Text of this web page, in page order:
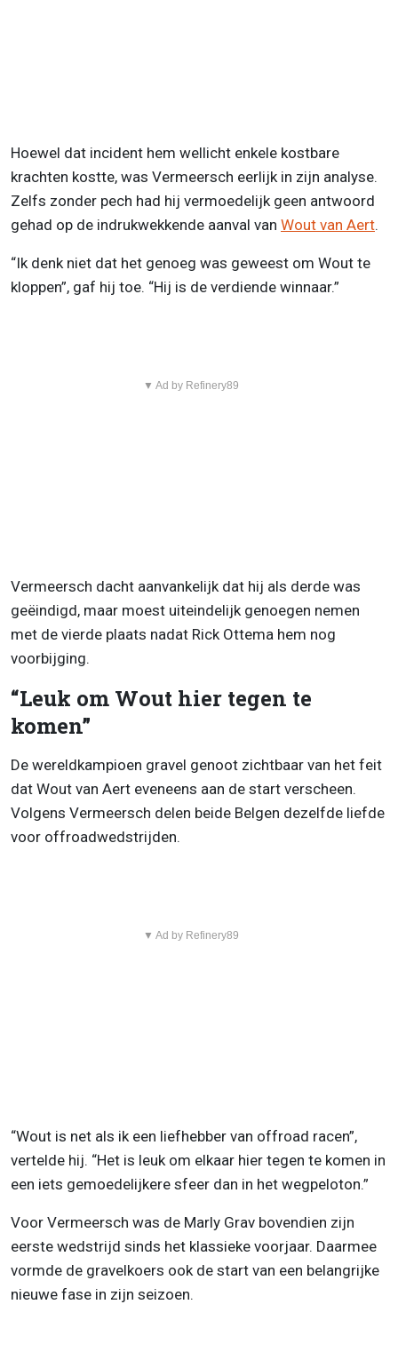
Hoewel dat incident hem wellicht enkele kostbare
krachten kostte, was Vermeersch eerlijk in zijn analyse.
Zelfs zonder pech had hij vermoedelijk geen antwoord
gehad op de indrukwekkende aanval van Wout van Aert.
“Ik denk niet dat het genoeg was geweest om Wout te
kloppen”, gaf hij toe. “Hij is de verdiende winnaar.”
▼ Ad by Refinery89
Vermeersch dacht aanvankelijk dat hij als derde was
geëindigd, maar moest uiteindelijk genoegen nemen
met de vierde plaats nadat Rick Ottema hem nog
voorbijging.
“Leuk om Wout hier tegen te
komen”
De wereldkampioen gravel genoot zichtbaar van het feit
dat Wout van Aert eveneens aan de start verscheen.
Volgens Vermeersch delen beide Belgen dezelfde liefde
voor offroadwedstrijden.
▼ Ad by Refinery89
“Wout is net als ik een liefhebber van offroad racen”,
vertelde hij. “Het is leuk om elkaar hier tegen te komen in
een iets gemoedelijkere sfeer dan in het wegpeloton.”
Voor Vermeersch was de Marly Grav bovendien zijn
eerste wedstrijd sinds het klassieke voorjaar. Daarmee
vormde de gravelkoers ook de start van een belangrijke
nieuwe fase in zijn seizoen.